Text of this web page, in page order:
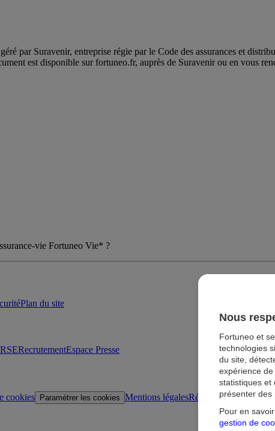
par Suravenir, entreprise régie par le Code des assurances et
est disponible sur fortuneo.fr, auprès de Suravenir ou en vous
vie Fortuneo Vie* ?
Plan du site
RecrutementEspace Presse
cookies Paramétrer les cookies Mentions légalesRéglementationDroit
Nous
Fortuneo et
technologies
du site,
expérience
statistiques et
présenter des
Pour en
gestion de